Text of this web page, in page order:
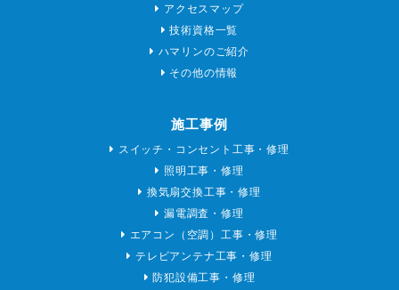
アクセスマップ
技術資格一覧
ハマリンのご紹介
その他の情報
施工事例
スイッチ・コンセント工事・修理
照明工事・修理
換気扇交換工事・修理
漏電調査・修理
エアコン（空調）工事・修理
テレビアンテナ工事・修理
防犯設備工事・修理